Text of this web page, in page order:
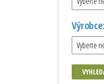
Výrobce: